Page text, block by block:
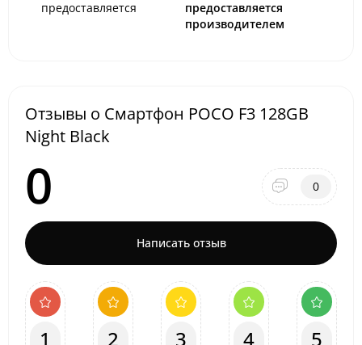
предоставляется
предоставляется
производителем
Отзывы о Смартфон POCO F3 128GB
Night Black
0 0
Написать отзыв
1 2 3 4 5